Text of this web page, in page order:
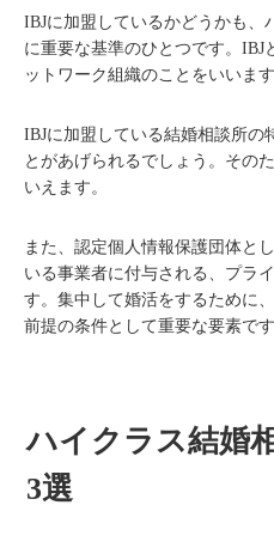
IBJに加盟しているかどうかも、
に重要な基準のひとつです。IBJ
ットワーク組織のことをいいます
IBJに加盟している結婚相談所の
とがあげられるでしょう。その
いえます。
また、認定個人情報保護団体と
いる事業者に付与される、プラ
す。集中して婚活をするために
前提の条件として重要な要素です
ハイクラス結婚
3選